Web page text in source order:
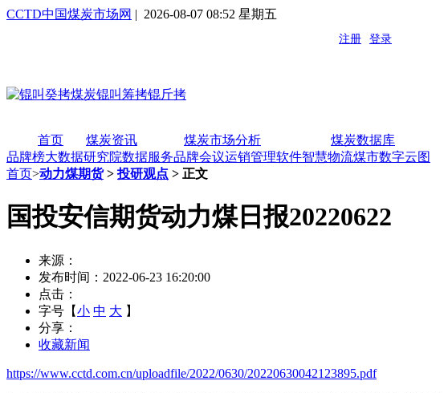
CCTD中国煤炭市场网 | 2026-08-07 08:52 星期五
首页 煤炭资讯 煤炭市场分析 煤炭数据库
品牌榜大数据研究院数据服务品牌会议运销管理软件智慧物流煤市数字云图
首页>动力煤期货>投研观点 > 正文
国投安信期货动力煤日报20220622
来源：
发布时间：2022-06-23 16:20:00
点击：
字号【小 中 大 】
分享：
收藏新闻
https://www.cctd.com.cn/uploadfile/2022/0630/20220630042123895.pdf